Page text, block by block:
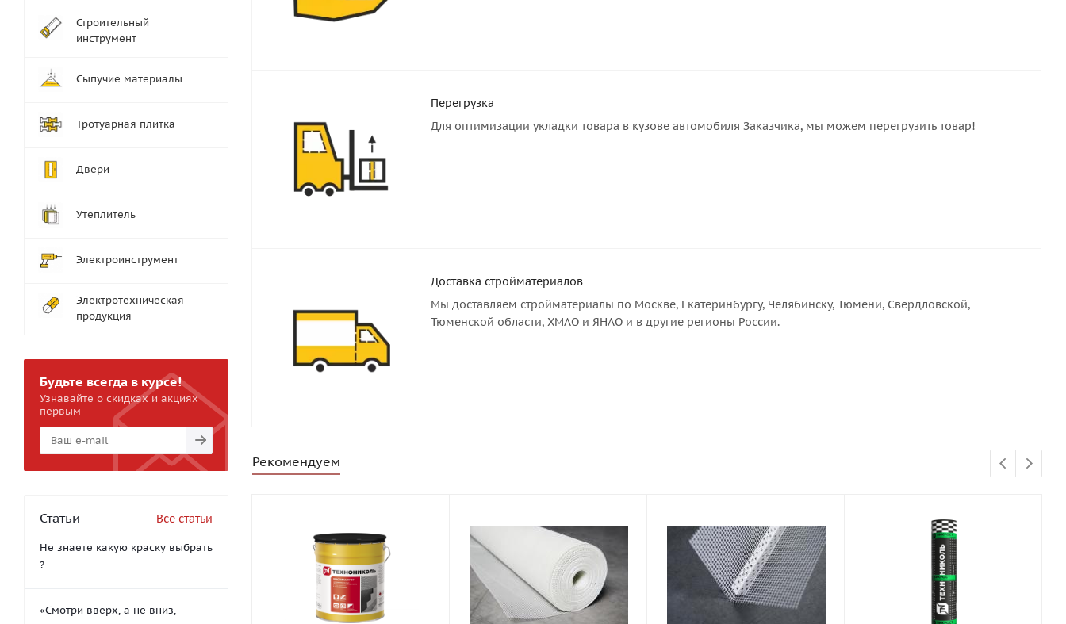
Перегрузка
Для оптимизации укладки товара в кузове автомобиля Заказчика, мы можем перегрузить товар!
Доставка стройматериалов
Мы доставляем стройматериалы по Москве, Екатеринбургу, Челябинску, Тюмени, Свердловской,
Тюменской области, ХМАО и ЯНАО и в другие регионы России.
Рекомендуем
Строительный
инструмент
Сыпучие материалы
Тротуарная плитка
Двери
Утеплитель
Электроинструмент
Электротехническая
продукция
Будьте всегда в курсе!
Узнавайте о скидках и акциях
первым
Статьи Все статьи
Не знаете какую краску выбрать
?
«Смотри вверх, а не вниз,